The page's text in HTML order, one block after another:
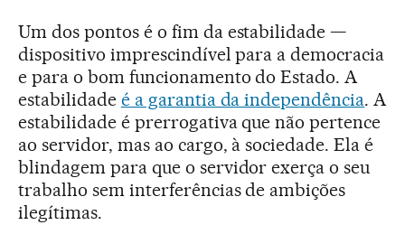
Um dos pontos é o fim da estabilidade —
dispositivo imprescindível para a democracia
e para o bom funcionamento do Estado. A
estabilidade é a garantia da independência. A
estabilidade é prerrogativa que não pertence
ao servidor, mas ao cargo, à sociedade. Ela é
blindagem para que o servidor exerça o seu
trabalho sem interferências de ambições
ilegítimas.